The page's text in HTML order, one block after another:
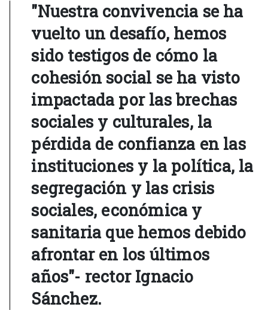
"Nuestra convivencia se ha
vuelto un desafío, hemos
sido testigos de cómo la
cohesión social se ha visto
impactada por las brechas
sociales y culturales, la
pérdida de confianza en las
instituciones y la política, la
segregación y las crisis
sociales, económica y
sanitaria que hemos debido
afrontar en los últimos
años"- rector Ignacio
Sánchez.